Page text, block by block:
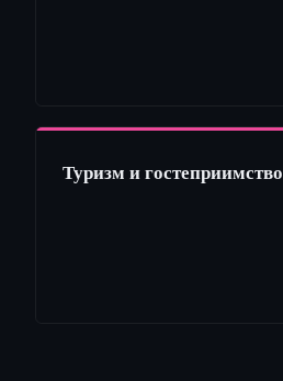
Туризм и гостеприимство